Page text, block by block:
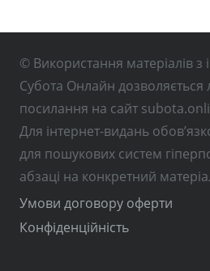
© Використання матеріалів з
Субота Онлайн
посилання на сайт
Для інтернет-видань
для пошукових систем
абзаці на конкретний
Умови договору оферти
Конфіденційність